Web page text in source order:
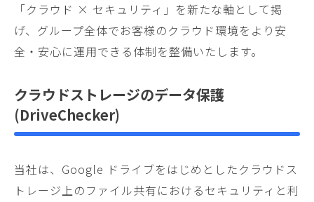
「クラウド × セキュリティ」を新たな軸として掲
げ、グループ全体でお客様のクラウド環境をより安
全・安心に運用できる体制を整備いたします。
クラウドストレージのデータ保護
(DriveChecker)
当社は、Google ドライブをはじめとしたクラウドス
トレージ上のファイル共有におけるセキュリティと利